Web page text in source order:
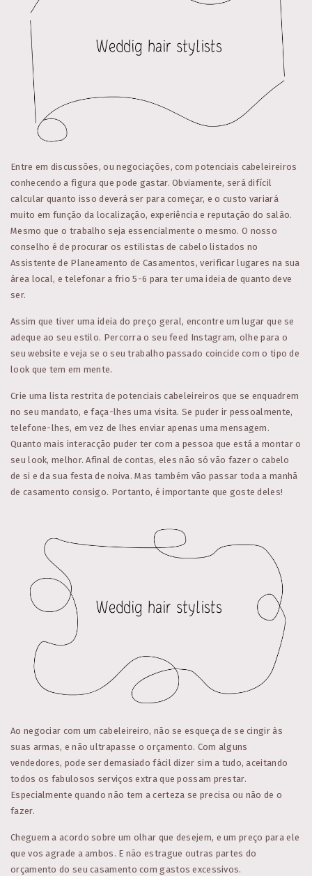
Entre em discussões, ou negociações, com potenciais cabeleireiros
conhecendo a figura que pode gastar. Obviamente, será difícil
calcular quanto isso deverá ser para começar, e o custo variará
muito em função da localização, experiência e reputação do salão.
Mesmo que o trabalho seja essencialmente o mesmo. O nosso
conselho é de procurar os estilistas de cabelo listados no
Assistente de Planeamento de Casamentos, verificar lugares na sua
área local, e telefonar a frio 5-6 para ter uma ideia de quanto deve
ser.
Assim que tiver uma ideia do preço geral, encontre um lugar que se
adeque ao seu estilo. Percorra o seu feed Instagram, olhe para o
seu website e veja se o seu trabalho passado coincide com o tipo de
look que tem em mente.
Crie uma lista restrita de potenciais cabeleireiros que se enquadrem
no seu mandato, e faça-lhes uma visita. Se puder ir pessoalmente,
telefone-lhes, em vez de lhes enviar apenas uma mensagem.
Quanto mais interacção puder ter com a pessoa que está a montar o
seu look, melhor. Afinal de contas, eles não só vão fazer o cabelo
de si e da sua festa de noiva. Mas também vão passar toda a manhã
de casamento consigo. Portanto, é importante que goste deles!
Ao negociar com um cabeleireiro, não se esqueça de se cingir às
suas armas, e não ultrapasse o orçamento. Com alguns
vendedores, pode ser demasiado fácil dizer sim a tudo, aceitando
todos os fabulosos serviços extra que possam prestar.
Especialmente quando não tem a certeza se precisa ou não de o
fazer.
Cheguem a acordo sobre um olhar que desejem, e um preço para ele
que vos agrade a ambos. E não estrague outras partes do
orçamento do seu casamento com gastos excessivos.